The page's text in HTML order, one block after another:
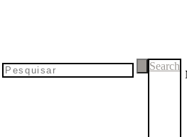
Search